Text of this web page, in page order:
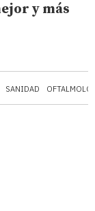
SANIDAD
y más